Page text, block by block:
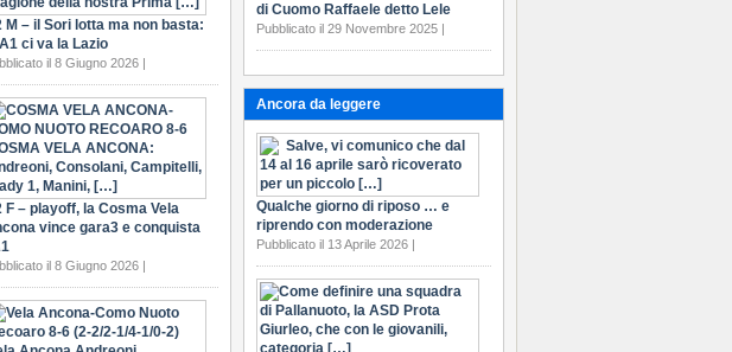
di Cuomo Raffaele detto Lele
Pubblicato il 29 Novembre 2025 |
Ancora da leggere
Qualche giorno di riposo … e
riprendo con moderazione
Pubblicato il 13 Aprile 2026 |
M – il Sori lotta ma non basta:
ci va la Lazio
il 8 Giugno 2026 |
F – playoff, la Cosma Vela
vince gara3 e conquista
il 8 Giugno 2026 |